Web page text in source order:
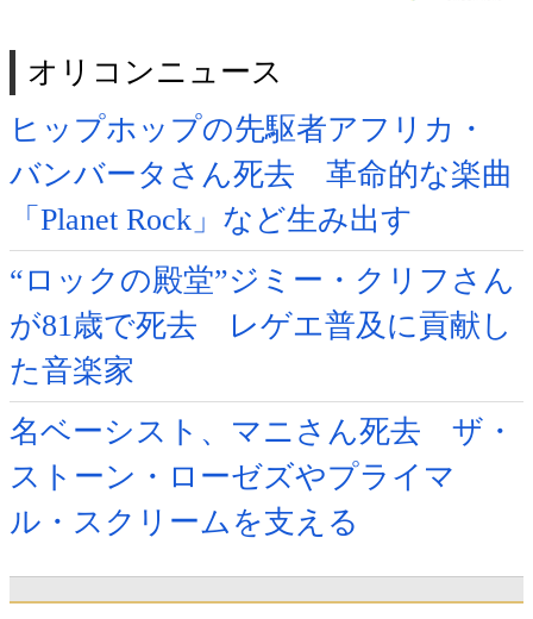
オリコンニュース
ヒップホップの先駆者アフリカ・
バンバータさん死去 革命的な楽曲
「Planet Rock」など生み出す
“ロックの殿堂”ジミー・クリフさん
が81歳で死去 レゲエ普及に貢献し
た音楽家
名ベーシスト、マニさん死去 ザ・
ストーン・ローゼズやプライマ
ル・スクリームを支える